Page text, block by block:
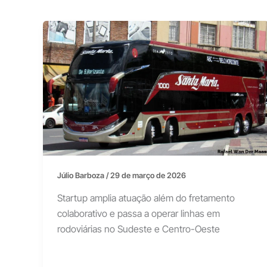
Júlio Barboza/29 de março de 2026
Startup amplia atuação além do fretamento
colaborativo e passa a operar linhas em
rodoviárias no Sudeste e Centro-Oeste